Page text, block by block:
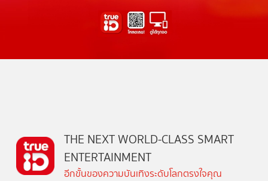
THE NEXT WORLD-CLASS SMART
ENTERTAINMENT
อีกขั้นของความบันเทิงระดับโลกตรงใจคุณ